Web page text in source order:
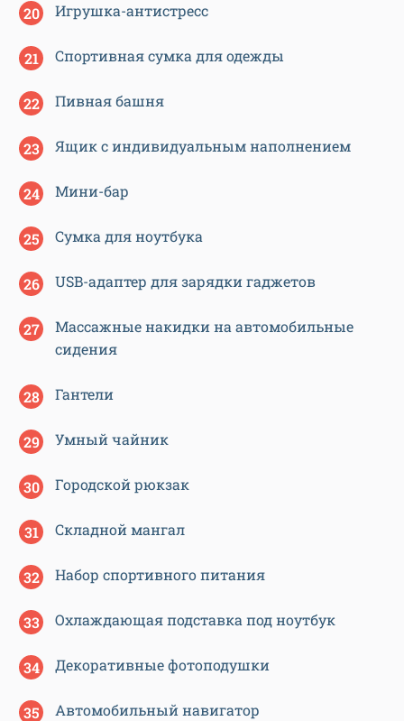
Игрушка-антистресс
Спортивная сумка для одежды
Пивная башня
Ящик с индивидуальным наполнением
Мини-бар
Сумка для ноутбука
USB-адаптер для зарядки гаджетов
Массажные накидки на автомобильные
сидения
Гантели
Умный чайник
Городской рюкзак
Складной мангал
Набор спортивного питания
Охлаждающая подставка под ноутбук
Декоративные фотоподушки
Автомобильный навигатор